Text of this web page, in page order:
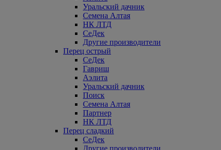
Уральский дачник
Семена Алтая
НК ЛТД
СеДек
Другие производители
Перец острый
СеДек
Гавриш
Аэлита
Уральский дачник
Поиск
Семена Алтая
Партнер
НК ЛТД
Перец сладкий
СеДек
Другие производители